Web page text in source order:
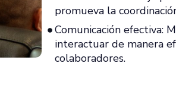
promueva la
Comunicación efectiva:
interactuar de manera
colaboradores.